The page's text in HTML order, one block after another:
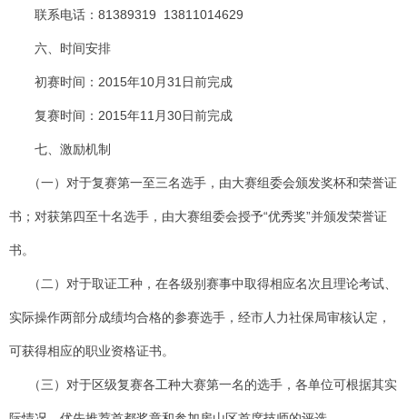
联系电话： 81389319 13811014629
六、时间安排
初赛时间： 2015年10月31日前完成
复赛时间： 2015年11月30日前完成
七、激励机制
（一）对于复赛第一至三名选手，由大赛组委会颁发奖杯和荣誉证
书；对获第四至十名选手，由大赛组委会授予“优秀奖”并颁发荣誉证
书。
（二）对于取证工种，在各级别赛事中取得相应名次且理论考试、
实际操作两部分成绩均合格的参赛选手，经市人力社保局审核认定，
可获得相应的职业资格证书。
（三）对于区级复赛各工种大赛第一名的选手，各单位可根据其实